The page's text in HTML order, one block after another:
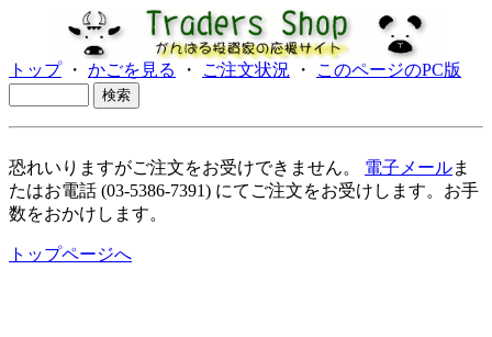
トップ・ かごを見る ・ ご注文状況 ・ このページのPC版
恐れいりますがご注文をお受けできません。 電子メールま
たはお電話 (03-5386-7391) にてご注文をお受けします。お手
数をおかけします。
トップページへ